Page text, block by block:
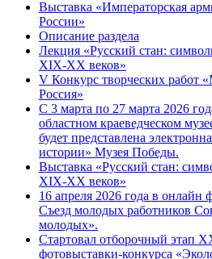
Выставка «Императорская
России»
Описание раздела
Лекция «Русский стан:
XIX-XX веков»
V Конкурс творческих работ
Россия»
С 3 марта по 27 марта 2026
областном краеведческом
будет представлена
истории» Музея Победы.
Выставка «Русский стан:
XIX-XX веков»
16 апреля 2026 года в онлайн
Съезд молодых работников
молодых».
Стартовал отборочный этап
фотовыставки-конкурса